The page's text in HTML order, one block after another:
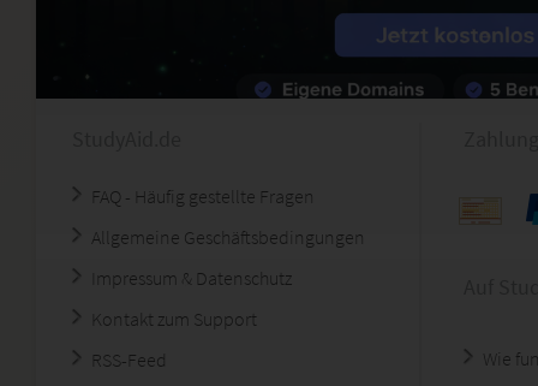
FAQ - Häufig gestellte Fragen
Allgemeine Geschäftsbedingungen
Impressum & Datenschutz
Kontakt zum Support
RSS-Feed
Wie